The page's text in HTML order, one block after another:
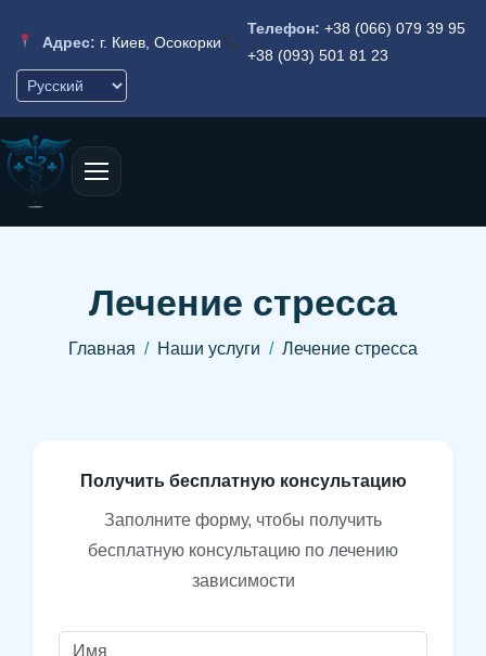
Адрес: г. Киев, Осокорки
Телефон: +38 (066) 079 39 95
+38 (093) 501 81 23
Лечение стресса
Главная Наши услуги Лечение стресса
Получить бесплатную консультацию
Заполните форму, чтобы получить
бесплатную консультацию по лечению
зависимости